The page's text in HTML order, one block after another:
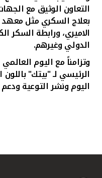
التعاون الوثيق مع
بعلاج السكريمثل
الاميري، ورابطة السكر
الدولي وغيرهم.
وتزامناً مع اليوم
الرئيسي لـ "بيتك"
اليوم ونشر التوعية